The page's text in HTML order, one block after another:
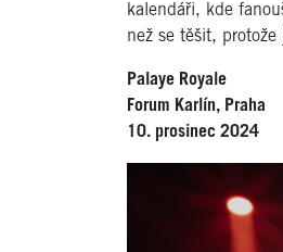
kalendáři, kde
než se těšit,
Palaye Royale
Forum Karlín, Praha
10. prosinec 2024